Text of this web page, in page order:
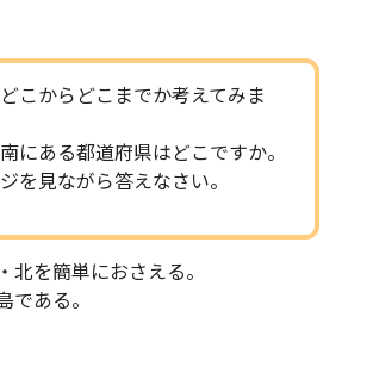
こからどこまでか考えてみま
にある都道府県はどこですか。
を見ながら答えなさい。
北を簡単におさえる。
である。